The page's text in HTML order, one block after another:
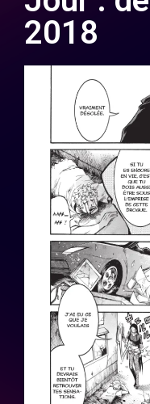
2018